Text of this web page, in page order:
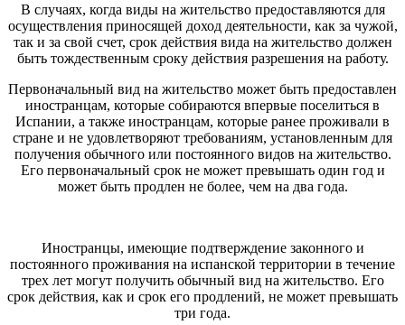
В случаях, когда виды на жительство предоставляются для
осуществления приносящей доход деятельности, как за чужой,
так и за свой счет, срок действия вида на жительство должен
быть тождественным сроку действия разрешения на работу.
Первоначальный вид на жительство может быть предоставлен
иностранцам, которые собираются впервые поселиться в
Испании, а также иностранцам, которые ранее проживали в
стране и не удовлетворяют требованиям, установленным для
получения обычного или постоянного видов на жительство.
Его первоначальный срок не может превышать один год и
может быть продлен не более, чем на два года.
Иностранцы, имеющие подтверждение законного и
постоянного проживания на испанской территории в течение
трех лет могут получить обычный вид на жительство. Его
срок действия, как и срок его продлений, не может превышать
три года.